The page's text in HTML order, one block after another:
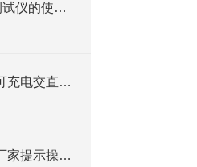
SX-3100B接地电阻测试仪的使用方法
电子指针数字兆欧表可充电交直流使用
防雷接地电阻测试仪厂家提示操作时一定要规范